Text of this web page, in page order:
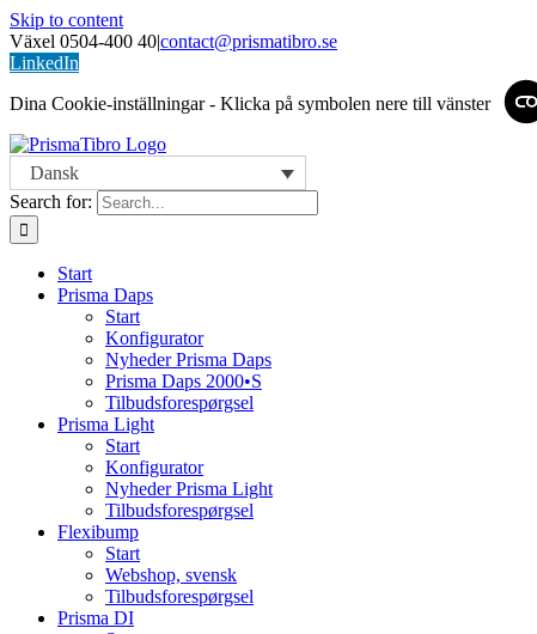
Skip to content
Växel 0504-400 40|contact@prismatibro.se
LinkedIn
Dina Cookie-inställningar - Klicka på symbolen nere till vänster
Dansk
Search for:
Start
Prisma Daps
Start
Konfigurator
Nyheder Prisma Daps
Prisma Daps 2000•S
Tilbudsforespørgsel
Prisma Light
Start
Konfigurator
Nyheder Prisma Light
Tilbudsforespørgsel
Flexibump
Start
Webshop, svensk
Tilbudsforespørgsel
Prisma DI